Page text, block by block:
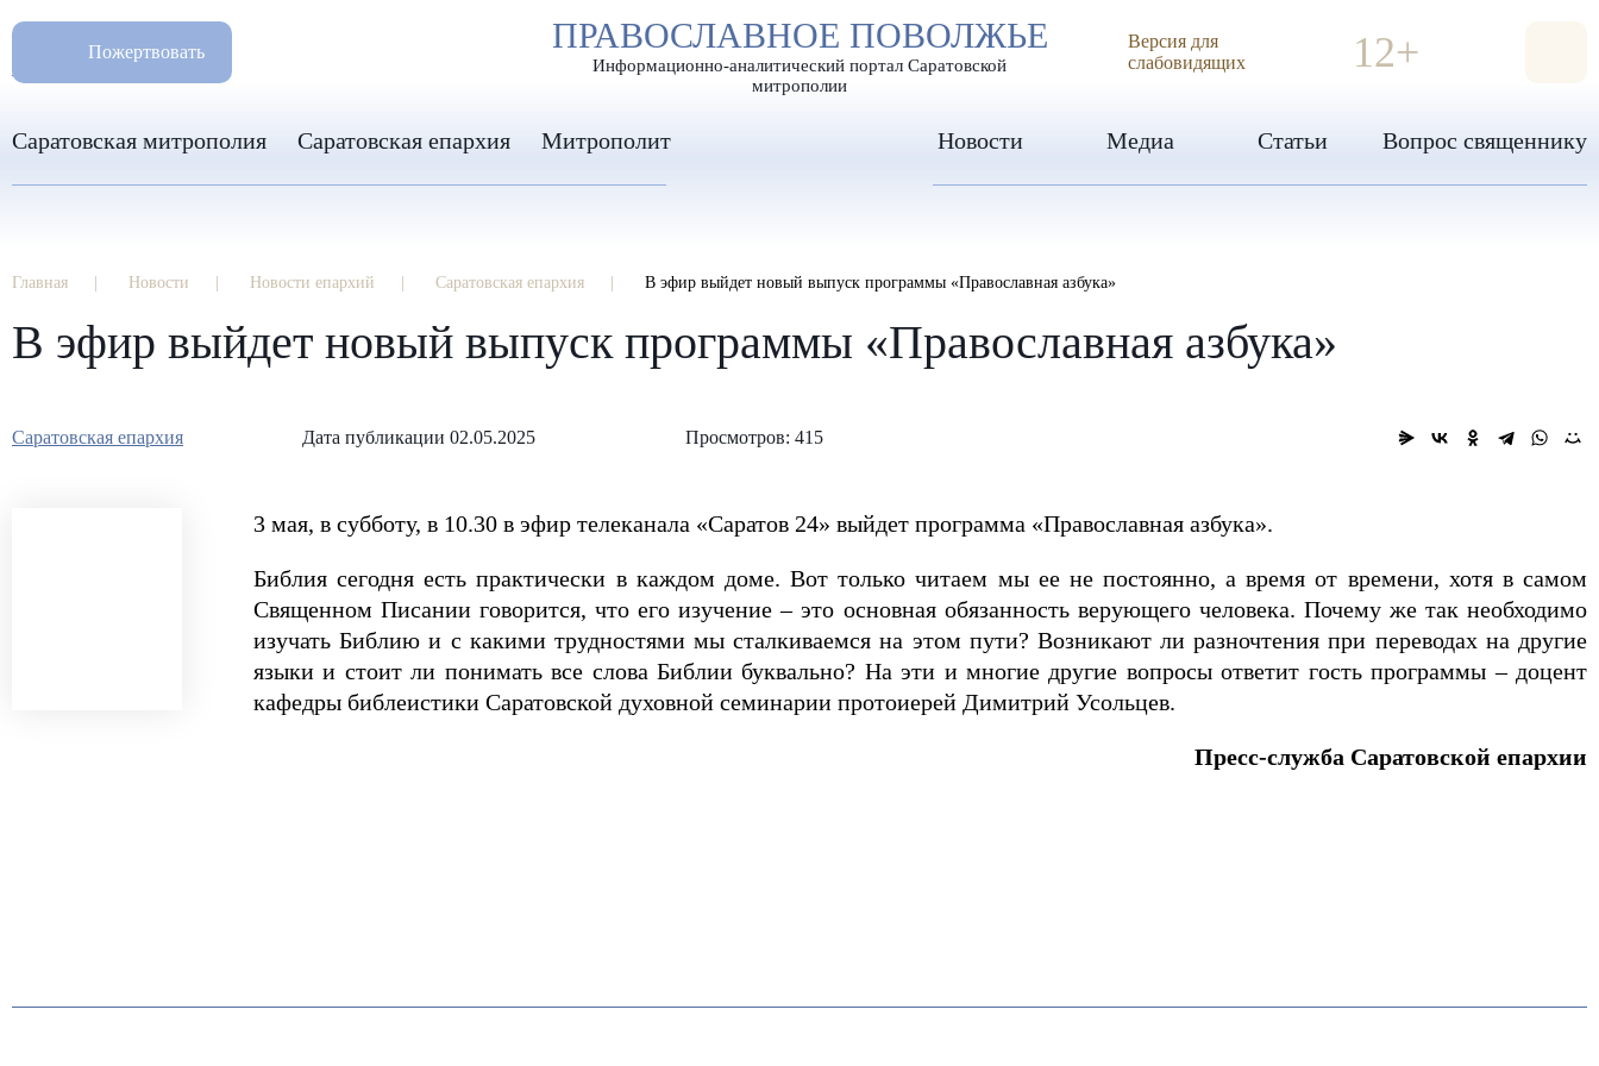
РАЗМЕР ШРИФТА А А А ИЗОБРАЖЕНИЯ
ПРАВОСЛАВНОЕ ПОВОЛЖЬЕ
Информационно-аналитический портал Саратовской
митрополии
Пожертвовать
8 960 346 31 04
info-sar@mail.ru
Версия для
слабовидящих
12+
Саратовская митрополия Саратовская епархия Митрополит Новости Медиа Статьи Вопрос священнику
Главная Новости Новости епархий Саратовская епархия В эфир выйдет новый выпуск программы «Православная азбука»
В эфир выйдет новый выпуск программы «Православная азбука»
Саратовская епархия Дата публикации 02.05.2025 Просмотров: 415
3 мая, в субботу, в 10.30 в эфир телеканала «Саратов 24» выйдет программа «Православная азбука».
Библия сегодня есть практически в каждом доме. Вот только читаем мы ее не постоянно, а время от времени, хотя в самом
Священном Писании говорится, что его изучение – это основная обязанность верующего человека. Почему же так необходимо
изучать Библию и с какими трудностями мы сталкиваемся на этом пути? Возникают ли разночтения при переводах на другие
языки и стоит ли понимать все слова Библии буквально? На эти и многие другие вопросы ответит гость программы – доцент
кафедры библеистики Саратовской духовной семинарии протоиерей Димитрий Усольцев.
Пресс-служба Саратовской епархии